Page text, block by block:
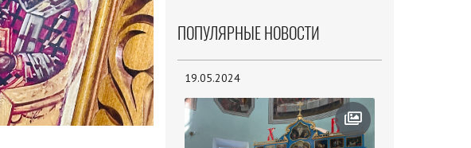
ПОПУЛЯРНЫЕ НОВОСТИ
19.05.2024